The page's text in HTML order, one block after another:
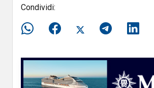
Condividi: